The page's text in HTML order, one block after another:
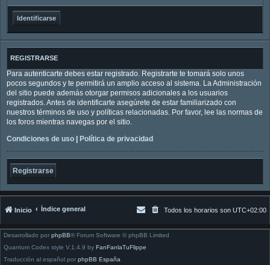
REGISTRARSE
Para autenticarte debes estar registrado. Registrarte te tomará solo unos
pocos segundos y te permitirá un amplio acceso al sistema. La Administración
del sitio puede además otorgar permisos adicionales a los usuarios
registrados. Antes de identificarte asegúrete de estar familiarizado con
nuestros términos de uso y políticas relacionadas. Por favor, lee las normas de
los foros mientras navegas por el sitio.
Condiciones de uso
Política de privacidad
Registrarse
Inicio Índice general Todos los horarios son UTC+02:00
Desarrollado por phpBB® Forum Software © phpBB Limited
Quantum Codex style V.1.4.9 by FanFanlaTuFlippe
Traducción al español por phpBB España